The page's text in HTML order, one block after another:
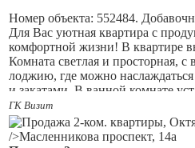
тех, кто ценит комфорт,
Не упустите свой шанс стать
жилья в одном из самых
квартире остаётся встроенный
встроенной техникой,
обувница, стиральная машинка
Номер объекта: 552484.
Для Вас уютная квартира с
комфортной жизни! В квартире
Комната светлая и просторная,
лоджию, где можно
и закатами. В ванной комнате
диммер с регулировкой света
атмосферу в любое время суток.
комплект техники и мебели для
ГК Визит